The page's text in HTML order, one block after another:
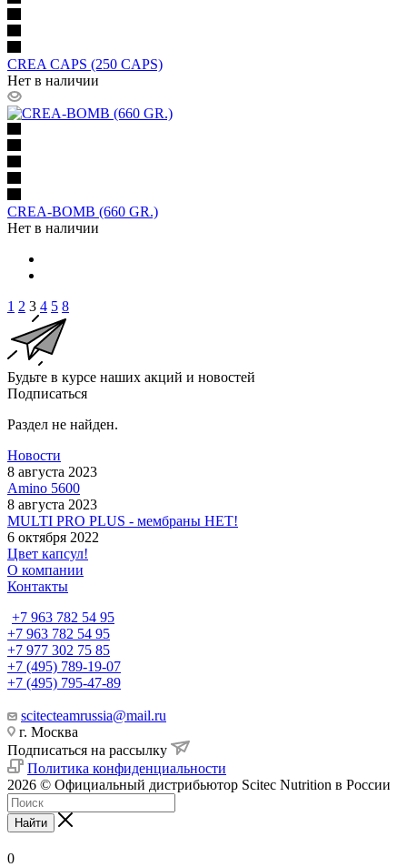
CREA CAPS (250 CAPS)
Нет в наличии
CREA-BOMB (660 GR.)
Нет в наличии
1 2 3 4 5 8
Будьте в курсе наших акций и новостей
Подписаться
Раздел не найден.
Новости
8 августа 2023
Amino 5600
8 августа 2023
MULTI PRO PLUS - мембраны НЕТ!
6 октября 2022
Цвет капсул!
О компании
Контакты
+7 963 782 54 95
+7 963 782 54 95
+7 977 302 75 85
+7 (495) 789-19-07
+7 (495) 795-47-89
scitecteamrussia@mail.ru
г. Москва
Подписаться на рассылку
Политика конфиденциальности
2026 © Официальный дистрибьютор Scitec Nutrition в России
Найти
0